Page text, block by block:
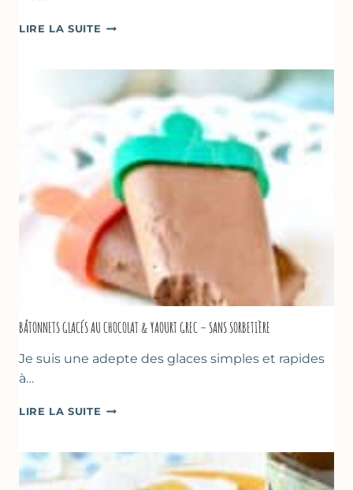
LIRE LA SUITE SOUPE
COURGETTES
AU
CITRON
BASILIC
BÂTONNETS GLACÉS AU CHOCOLAT & YAOURT GREC – SANS SORBETIÈRE
Je suis une adepte des glaces simples et rapides
à…
LIRE LA SUITE BÂTONNETS
CHOCOLAT
YAOURT